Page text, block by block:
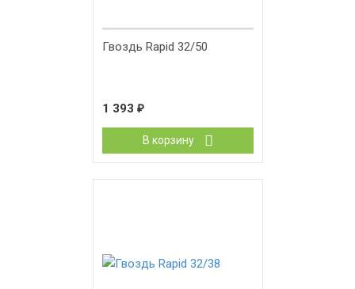
Гвоздь Rapid 32/50
1 393 ₽
В корзину